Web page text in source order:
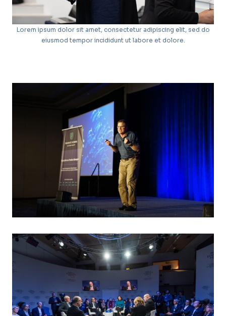
Lorem ipsum dolor sit amet, consectetur adipiscing elit, sed do
eiusmod tempor incididunt ut labore et dolore.